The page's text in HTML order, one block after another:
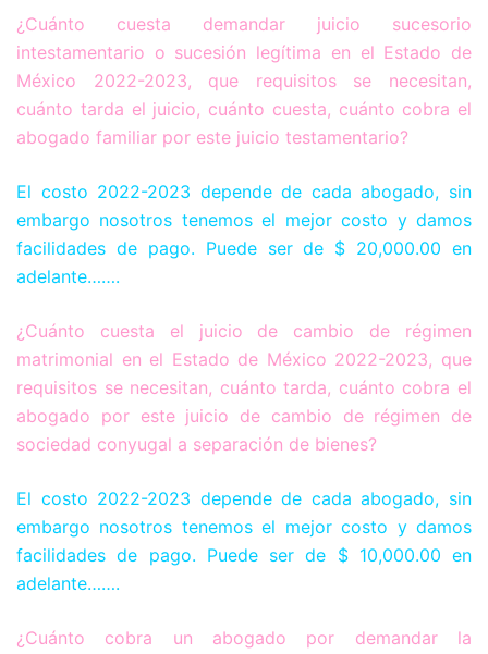
¿Cuánto cuesta demandar juicio sucesorio
intestamentario o sucesión legítima en el Estado de
México 2022-2023, que requisitos se necesitan,
cuánto tarda el juicio, cuánto cuesta, cuánto cobra el
abogado familiar por este juicio testamentario?
El costo 2022-2023 depende de cada abogado, sin
embargo nosotros tenemos el mejor costo y damos
facilidades de pago. Puede ser de $ 20,000.00 en
adelante…….
¿Cuánto cuesta el juicio de cambio de régimen
matrimonial en el Estado de México 2022-2023, que
requisitos se necesitan, cuánto tarda, cuánto cobra el
abogado por este juicio de cambio de régimen de
sociedad conyugal a separación de bienes?
El costo 2022-2023 depende de cada abogado, sin
embargo nosotros tenemos el mejor costo y damos
facilidades de pago. Puede ser de $ 10,000.00 en
adelante…….
¿Cuánto cobra un abogado por demandar la